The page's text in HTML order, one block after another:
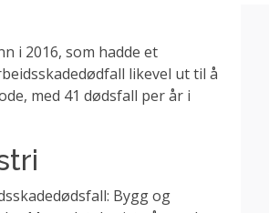
i 2016, som hadde et
likevel ut til å
med 41 dødsfall per år i
Bygg og